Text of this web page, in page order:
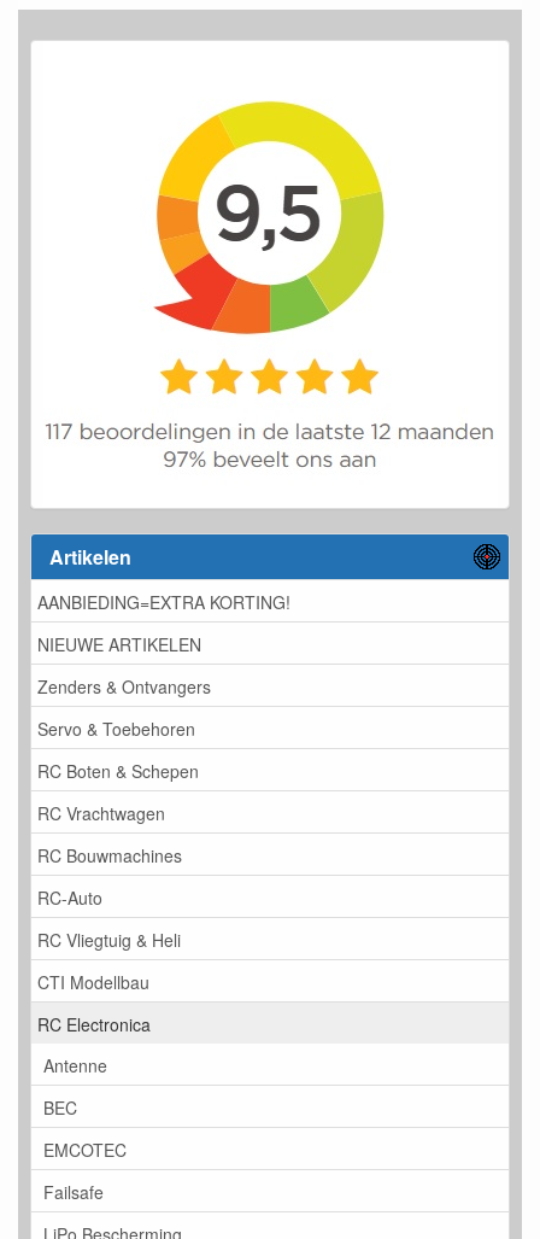
Artikelen
AANBIEDING=EXTRA KORTING!
NIEUWE ARTIKELEN
Zenders & Ontvangers
Servo & Toebehoren
RC Boten & Schepen
RC Vrachtwagen
RC Bouwmachines
RC-Auto
RC Vliegtuig & Heli
CTI Modellbau
RC Electronica
Antenne
BEC
EMCOTEC
Failsafe
LiPo Bescherming